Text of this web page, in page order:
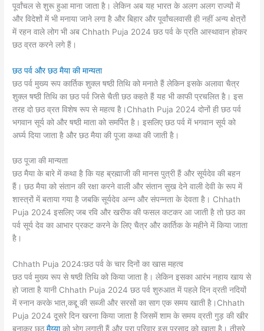
पूर्वांचल से शुरू हुआ माना जाता है। लेकिन अब यह भारत के अलग अलग राज्यों में
और विदेशों में भी मनाया जाने लगा है और बिहार और पूर्वांचलवासी ही नहीं अन्य क्षेत्रों
में रहन वाले लोग भी अब Chhath Puja 2024 छठ पर्व के प्रति आस्थावान होकर
छठ व्रत करने लगे हैं।
छठ पर्व और छठ मैया की मान्यता
छठ पर्व मुख्य रूप कार्तिक शुक्ल षष्ठी तिथि को मनाते हैं लेकिन इसके अलावा चैत्र
शुक्ल षष्ठी तिथि का छठ पर्व जिसे चैती छठ कहते हैं यह भी काफी प्रचलित है। इस
तरह दो छठ व्रत विशेष रूप से महत्व है।Chhath Puja 2024 दोनों ही छठ पर्व
भगवान सूर्य को और षष्ठी माता को समर्पित है। इसलिए छठ पर्व में भगवान सूर्य को
अर्घ्य दिया जाता है और छठ मैया की पूजा कथा की जाती है।
छठ पूजा की मान्यता
छठ मैया के बारे में कथा है कि यह ब्रह्माजी की मानस पुत्री हैं और सूर्यदेव की बहन
हैं। छठ मैया को संतान की रक्षा करने वाली और संतान सुख देने वाली देवी के रूप में
शास्त्रों में बताया गया है जबकि सूर्यदेव अन्न और संपन्नता के देवता है। Chhath
Puja 2024 इसलिए जब रवि और खरीफ की फसल कटकर आ जाती है तो छठ का
पर्व सूर्य देव का आभार प्रकट करने के लिए चैत्र और कार्तिक के महीने में किया जाता
है।
Chhath Puja 2024:छठ पर्व के चार दिनों का खास महत्व
छठ पर्व मुख्य रूप से षष्ठी तिथि को किया जाता है। लेकिन इसका आरंभ नहाय खाय से
हो जाता है यानी Chhath Puja 2024 छठ पर्व शुरुआत में पहले दिन व्रती नदियों
में स्नान करके भात,कद्दू की सब्जी और सरसों का साग एक समय खाती है।Chhath
Puja 2024 दूसरे दिन खरना किया जाता है जिसमें शाम के समय व्रती गुड़ की खीर
बनाकर छठमैय्याको भोग लगाती हैं और पूरा परिवार इस प्रसाद को खाता है। तीसरे